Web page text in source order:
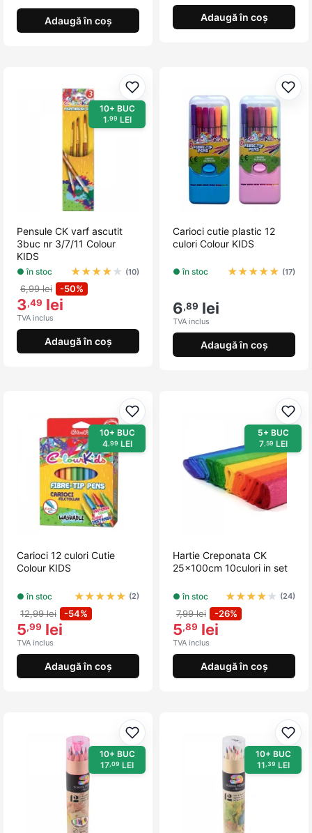
Adaugă în coș Adaugă în coș
Adaugă la favorite
10+ BUC
1,99 LEI
Pensule CK varf ascutit
3buc nr 3/7/11 Colour
KIDS
● în stoc ★★★★ ★ (10)
6,99 lei -50%
3,49 lei
TVA inclus
Adaugă în coș
Carioci cutie plastic 12
culori Colour KIDS
● în stoc ★★★★★ (17)
6,89 lei
TVA inclus
Adaugă în coș
Adaugă la favorite
10+ BUC
4 ,99 LEI
Carioci 12 culori Cutie
Colour KIDS
● în stoc ★★★★★ (2)
12,99 lei -54%
5,99 lei
TVA inclus
Adaugă în coș
5+ BUC
7,59 LEI
Hartie Creponata CK
25x100cm 10culori in set
● în stoc ★★★★ ★ (24)
7,99 lei -26%
5,89 lei
TVA inclus
Adaugă în coș
Adaugă la favorite
10+ BUC
17,09 LEI
10+ BUC
11,39 LEI